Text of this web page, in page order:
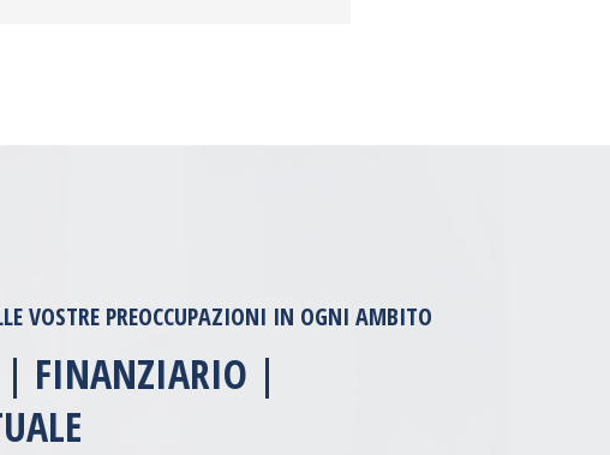
VOSTRE PREOCCUPAZIONI IN OGNI AMBITO
| FINANZIARIO |